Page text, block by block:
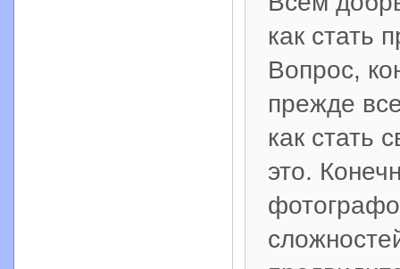
как стать
Вопрос,
прежде
как стать
это.